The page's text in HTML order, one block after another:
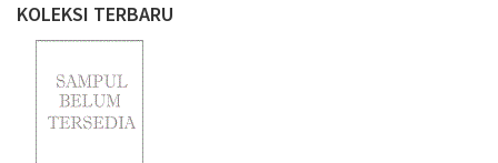
KOLEKSI TERBARU